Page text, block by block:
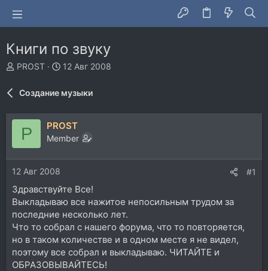
Книги по звуку
А
т
р
т
PROST
Д
н
а
ч
12 Авг 2008
Создание музыки
P PROST
Member
12 Авг 2008 #1
Здравствуйте Все!
Выкладываю все нажитое непосильным трудом за
последние несколько лет.
Что то собрал с нашего форума, что то повторяется,
но в таком количестве и в одном месте я не видел,
поэтому все собрал и выкладываю. ЧИТАЙТЕ и
ОБРАЗОВЫВАЙТЕСЬ!